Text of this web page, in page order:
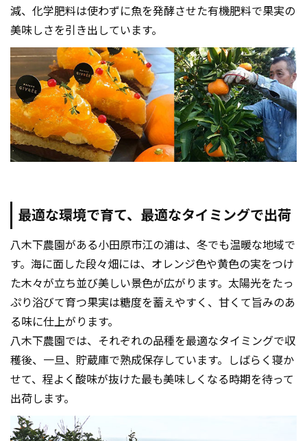
減、化学肥料は使わずに魚を発酵させた有機肥料で果実の
美味しさを引き出しています。
最適な環境で育て、最適なタイミングで出荷
八木下農園がある小田原市江の浦は、冬でも温暖な地域で
す。海に面した段々畑には、オレンジ色や黄色の実をつけ
た木々が立ち並び美しい景色が広がります。太陽光をたっ
ぷり浴びて育つ果実は糖度を蓄えやすく、甘くて旨みのあ
る味に仕上がります。
八木下農園では、それぞれの品種を最適なタイミングで収
穫後、一旦、貯蔵庫で熟成保存しています。しばらく寝か
せて、程よく酸味が抜けた最も美味しくなる時期を待って
出荷します。